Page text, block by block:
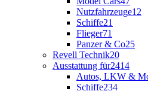
Nutzfahrzeuge12
Schiffe21
Flieger71
Panzer & Co25
Revell Technik20
Ausstattung für2414
Autos, LKW &
Schiffe234